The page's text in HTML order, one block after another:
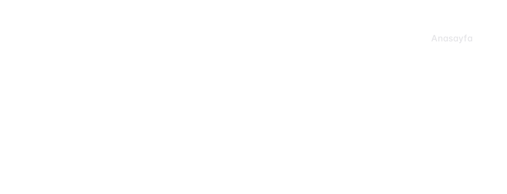
Anasayfa